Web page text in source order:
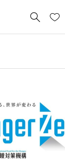
 